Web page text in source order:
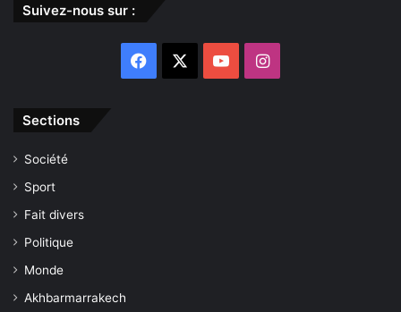
Suivez-nous sur :
Facebook YouTubeInstagram
Sections
Société
Sport
Fait divers
Politique
Monde
Akhbarmarrakech